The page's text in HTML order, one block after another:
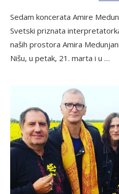
Sedam koncerata Amire
Svetski priznata
naših prostora Amira
Nišu, u petak, 21. marta i u …